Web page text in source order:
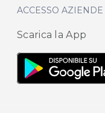
ACCESSO AZIENDE
Scarica la App